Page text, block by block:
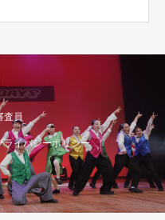
査員
ライバシーポリシー